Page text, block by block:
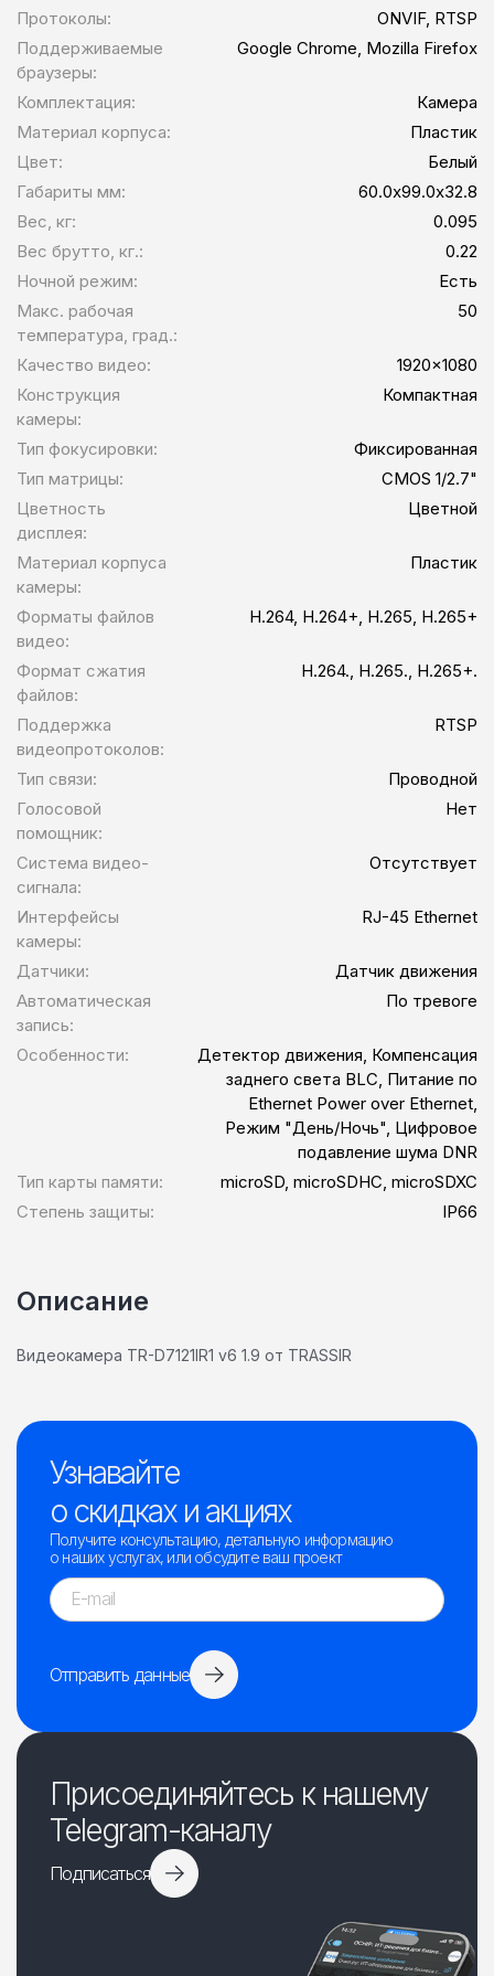
Протоколы:
ONVIF, RTSP
Поддерживаемые
браузеры:
Google Chrome, Mozilla Firefox
Комплектация:
Камера
Материал корпуса:
Пластик
Цвет:
Белый
Габариты мм:
60.0x99.0x32.8
Вес, кг:
0.095
Вес брутто, кг.:
0.22
Ночной режим:
Есть
Макс. рабочая
температура, град.:
50
Качество видео:
1920x1080
Конструкция
камеры:
Компактная
Тип фокусировки:
Фиксированная
Тип матрицы:
CMOS 1/2.7"
Цветность
дисплея:
Цветной
Материал корпуса
камеры:
Пластик
Форматы файлов
видео:
H.264, H.264+, H.265, H.265+
Формат сжатия
файлов:
H.264., H.265., H.265+.
Поддержка
видеопротоколов:
RTSP
Тип связи:
Проводной
Голосовой
помощник:
Нет
Система видео-
сигнала:
Отсутствует
Интерфейсы
камеры:
RJ-45 Ethernet
Датчики:
Датчик движения
Автоматическая
запись:
По тревоге
Особенности:
Детектор движения, Компенсация
заднего света BLC, Питание по
Ethernet Power over Ethernet,
Режим "День/Ночь", Цифровое
подавление шума DNR
Тип карты памяти:
microSD, microSDHC, microSDXC
Степень защиты:
IP66
Описание
Видеокамера TR-D7121IR1 v6 1.9 от TRASSIR
Узнавайте
о скидках и акциях
Получите консультацию, детальную информацию
о наших услугах, или обсудите ваш проект
Отправить данные
Присоединяйтесь к нашему
Telegram-каналу
Подписаться